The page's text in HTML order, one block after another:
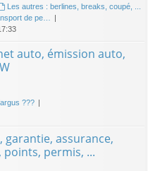
Les autres : berlines, breaks, coupé, ...
de pe…
auto, émission auto,
???
assurance,
permis, ...